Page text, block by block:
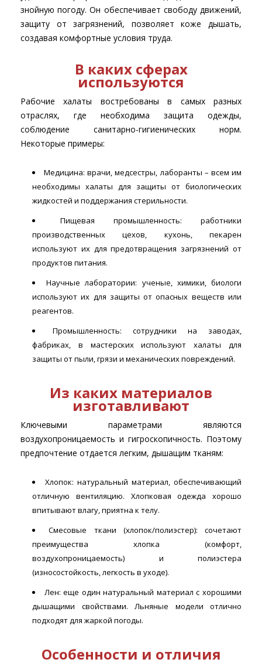
знойную погоду. Он обеспечивает свободу движений,
защиту от загрязнений, позволяет коже дышать,
создавая комфортные условия труда.
В каких сферах
используются
Рабочие халаты востребованы в самых разных
отраслях, где необходима защита одежды,
соблюдение санитарно-гигиенических норм.
Некоторые примеры:
Медицина: врачи, медсестры, лаборанты – всем им
необходимы халаты для защиты от биологических
жидкостей и поддержания стерильности.
Пищевая промышленность: работники
производственных цехов, кухонь, пекарен
используют их для предотвращения загрязнений от
продуктов питания.
Научные лаборатории: ученые, химики, биологи
используют их для защиты от опасных веществ или
реагентов.
Промышленность: сотрудники на заводах,
фабриках, в мастерских используют халаты для
защиты от пыли, грязи и механических повреждений.
Из каких материалов
изготавливают
Ключевыми параметрами являются
воздухопроницаемость и гигроскопичность. Поэтому
предпочтение отдается легким, дышащим тканям:
Хлопок: натуральный материал, обеспечивающий
отличную вентиляцию. Хлопковая одежда хорошо
впитывают влагу, приятна к телу.
Смесовые ткани (хлопок/полиэстер): сочетают
преимущества хлопка (комфорт,
воздухопроницаемость) и полиэстера
(износостойкость, легкость в уходе).
Лен: еще один натуральный материал с хорошими
дышащими свойствами. Льняные модели отлично
подходят для жаркой погоды.
Особенности и отличия